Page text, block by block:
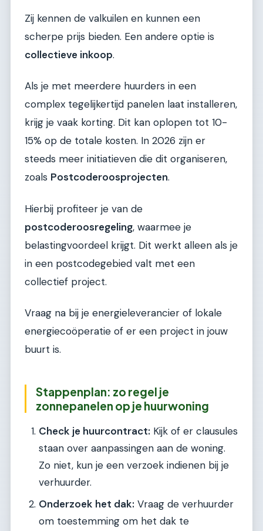
Zij kennen de valkuilen en kunnen een
scherpe prijs bieden. Een andere optie is
collectieve inkoop.
Als je met meerdere huurders in een
complex tegelijkertijd panelen laat installeren,
krijg je vaak korting. Dit kan oplopen tot 10-
15% op de totale kosten. In 2026 zijn er
steeds meer initiatieven die dit organiseren,
zoals Postcoderoosprojecten.
Hierbij profiteer je van de
postcoderoosregeling, waarmee je
belastingvoordeel krijgt. Dit werkt alleen als je
in een postcodegebied valt met een
collectief project.
Vraag na bij je energieleverancier of lokale
energiecoöperatie of er een project in jouw
buurt is.
Stappenplan: zo regel je
zonnepanelen op je huurwoning
Check je huurcontract: Kijk of er clausules
staan over aanpassingen aan de woning.
Zo niet, kun je een verzoek indienen bij je
verhuurder.
Onderzoek het dak: Vraag de verhuurder
om toestemming om het dak te